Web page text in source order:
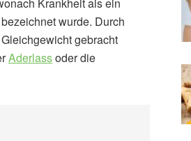
Krankheit als ein
wurde. Durch
gebracht
Aderlassoder die